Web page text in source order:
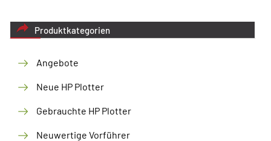
Produktkategorien
Angebote
Neue HP Plotter
Gebrauchte HP Plotter
Neuwertige Vorführer